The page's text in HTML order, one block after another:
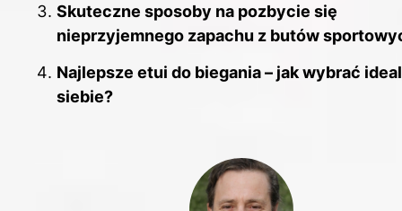
Skuteczne sposoby na pozbycie się
nieprzyjemnego zapachu z butów
Najlepsze etui do biegania – jak wybrać
siebie?